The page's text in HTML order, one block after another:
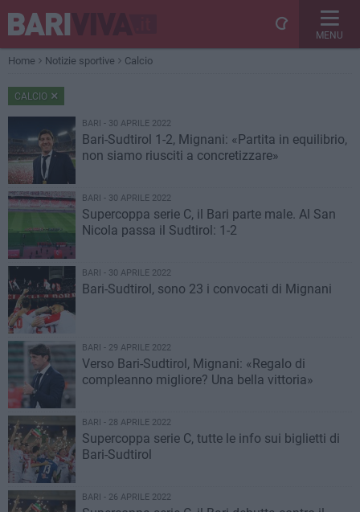
MENU
Home Notizie sportive Calcio
CALCIO
BARI - 30 APRILE 2022
Bari-Sudtirol 1-2, Mignani: «Partita in equilibrio,
non siamo riusciti a concretizzare»
BARI - 30 APRILE 2022
Supercoppa serie C, il Bari parte male. Al San
Nicola passa il Sudtirol: 1-2
BARI - 30 APRILE 2022
Bari-Sudtirol, sono 23 i convocati di Mignani
BARI - 29 APRILE 2022
Verso Bari-Sudtirol, Mignani: «Regalo di
compleanno migliore? Una bella vittoria»
BARI - 28 APRILE 2022
Supercoppa serie C, tutte le info sui biglietti di
Bari-Sudtirol
BARI - 26 APRILE 2022